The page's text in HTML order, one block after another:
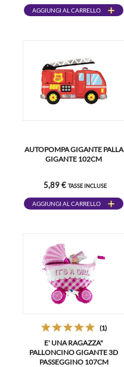
AGGIUNGI AL CARRELLO
AUTOPOMPA GIGANTE PALLA
GIGANTE 102CM
5,89 € TASSE INCLUSE
AGGIUNGI AL CARRELLO
(1)
E' UNA RAGAZZA"
PALLONCINO GIGANTE 3D
PASSEGGINO 107CM